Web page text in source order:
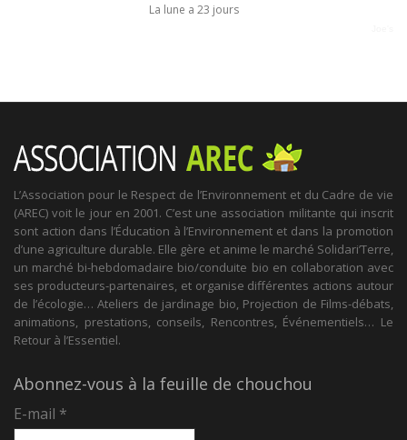
La lune a 23 jours
L’Association pour le Respect de l’Environnement et du Cadre de vie
(AREC) voit le jour en 2001. C’est une association militante qui inscrit
sont action dans l’Éducation à l’Environnement et dans la promotion
d’une agriculture durable. Elle gère et anime le marché Solidari’Terre,
un marché bi-hebdomadaire bio/conduite bio en collaboration avec
ses producteurs-partenaires, et organise différentes actions autour
de l’écologie… Ateliers de jardinage bio, Projection de Films-débats,
animations, prestations, conseils, Rencontres, Événementiels… Le
Retour à l’Essentiel.
Abonnez-vous à la feuille de chouchou
E-mail *